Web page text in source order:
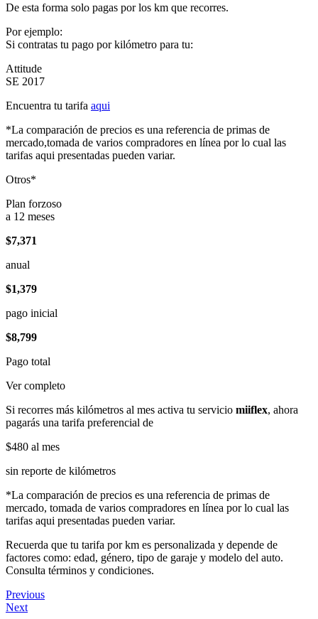
De esta forma solo pagas por los km que recorres.
Por ejemplo:
Si contratas tu pago por kilómetro para tu:
Attitude
SE 2017
Encuentra tu tarifa aqui
*La comparación de precios es una referencia de primas de
mercado,tomada de varios compradores en línea por lo cual las
tarifas aqui presentadas pueden variar.
Otros*
Plan forzoso
a 12 meses
$7,371
anual
$1,379
pago inicial
$8,799
Pago total
Ver completo
Si recorres más kilómetros al mes activa tu servicio miiflex, ahora
pagarás una tarifa preferencial de
$480 al mes
sin reporte de kilómetros
*La comparación de precios es una referencia de primas de
mercado, tomada de varios compradores en línea por lo cual las
tarifas aqui presentadas pueden variar.
Recuerda que tu tarifa por km es personalizada y depende de
factores como: edad, género, tipo de garaje y modelo del auto.
Consulta términos y condiciones.
Previous
Next